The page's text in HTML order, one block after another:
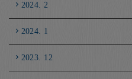
2024. 2
2024. 1
2023. 12